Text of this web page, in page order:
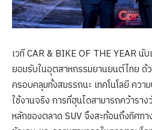
เวที CAR & BIKE OF THE YEAR นั
ยอมรับในอุตสาหกรรมยานยนต์ไทย
ครอบคลุมทั้งสมรรถนะ เทคโนโลยี คว
ใช้งานจริง การที่ฮุนไดสามารถคว้ารา
หลักของตลาด SUV จึงสะท้อนถึงทิศ